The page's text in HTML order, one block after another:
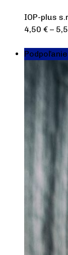
IOP-plus
4,50 € –
Podpoľanie